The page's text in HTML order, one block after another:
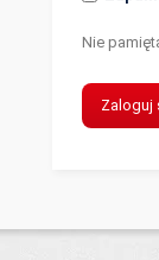
Nie
Zaloguj